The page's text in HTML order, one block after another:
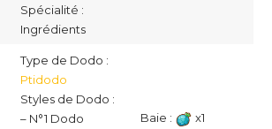
Spécialité :
Ingrédients
Type de Dodo :
Ptidodo
Styles de Dodo :
– N°1 Dodo
Baie :
x1